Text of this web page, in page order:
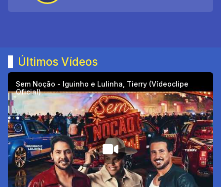
Últimos Vídeos
Sem Noção - Iguinho e Lulinha, Tierry (Vídeoclipe
Oficial)